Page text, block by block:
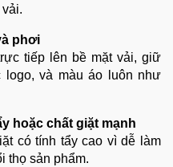
phơi
tiếp lên bề mặt vải, giữ
logo, và màu áo luôn như
hoặc chất giặt mạnh
có tính tẩy cao vì dễ làm
thọ sản phẩm.